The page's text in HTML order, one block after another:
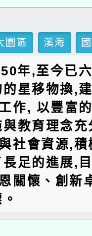
園區 溪海
年,至今已
星移物換,
作, 以豐富
教育理念
社會資源,
足的進展,
關懷、創新